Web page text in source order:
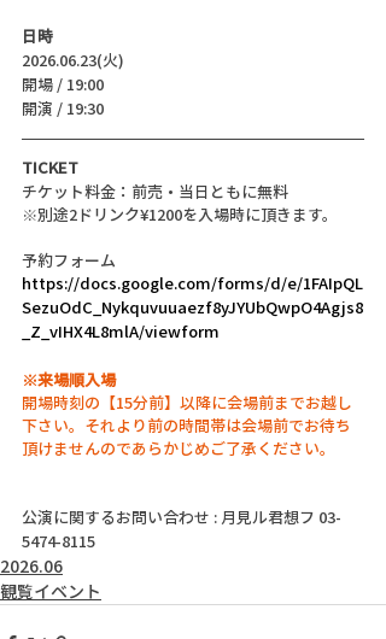
日時
2026.06.23(火)
開場 / 19:00
開演 / 19:30
TICKET
チケット料金：前売・当日ともに無料
※別途2ドリンク¥1200を入場時に頂きます。
予約フォーム
https://docs.google.com/forms/d/e/1FAIpQL
SezuOdC_Nykquvuuaezf8yJYUbQwpO4Agjs8
_Z_vIHX4L8mlA/viewform
※来場順入場
開場時刻の【15分前】以降に会場前までお越し
下さい。それより前の時間帯は会場前でお待ち
頂けませんのであらかじめご了承ください。
公演に関するお問い合わせ : 月見ル君想フ 03-
5474-8115
2026.06
観覧イベント